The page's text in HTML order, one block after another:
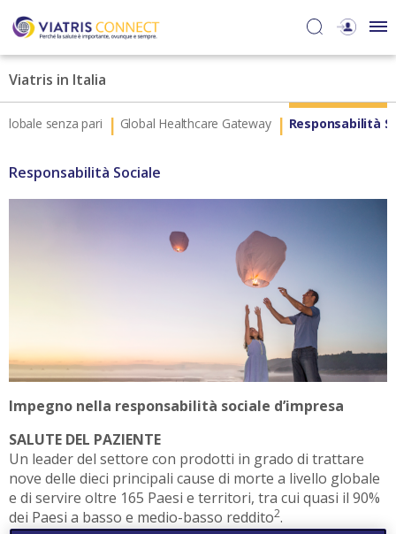
Viatris in Italia
senza pari Global Healthcare Gateway Responsabilità
Responsabilità Sociale
Impegno nella responsabilità sociale d’impresa
SALUTE DEL PAZIENTE
Un leader del settore con prodotti in grado di trattare
nove delle dieci principali cause di morte a livello globale
e di servire oltre 165 Paesi e territori, tra cui quasi il 90%
dei Paesi a basso e medio-basso reddito2.